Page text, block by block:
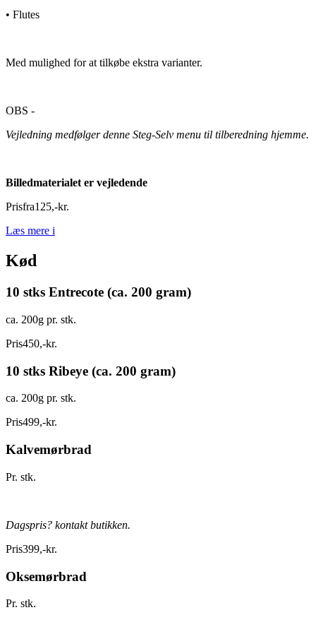
• Flutes
Med mulighed for at tilkøbe ekstra varianter.
OBS -
Vejledning medfølger denne Steg-Selv menu til tilberedning hjemme.
Billedmaterialet er vejledende
Prisfra125,-kr.
Læs mere i
Kød
10 stks Entrecote (ca. 200 gram)
ca. 200g pr. stk.
Pris450,-kr.
10 stks Ribeye (ca. 200 gram)
ca. 200g pr. stk.
Pris499,-kr.
Kalvemørbrad
Pr. stk.
Dagspris? kontakt butikken.
Pris399,-kr.
Oksemørbrad
Pr. stk.